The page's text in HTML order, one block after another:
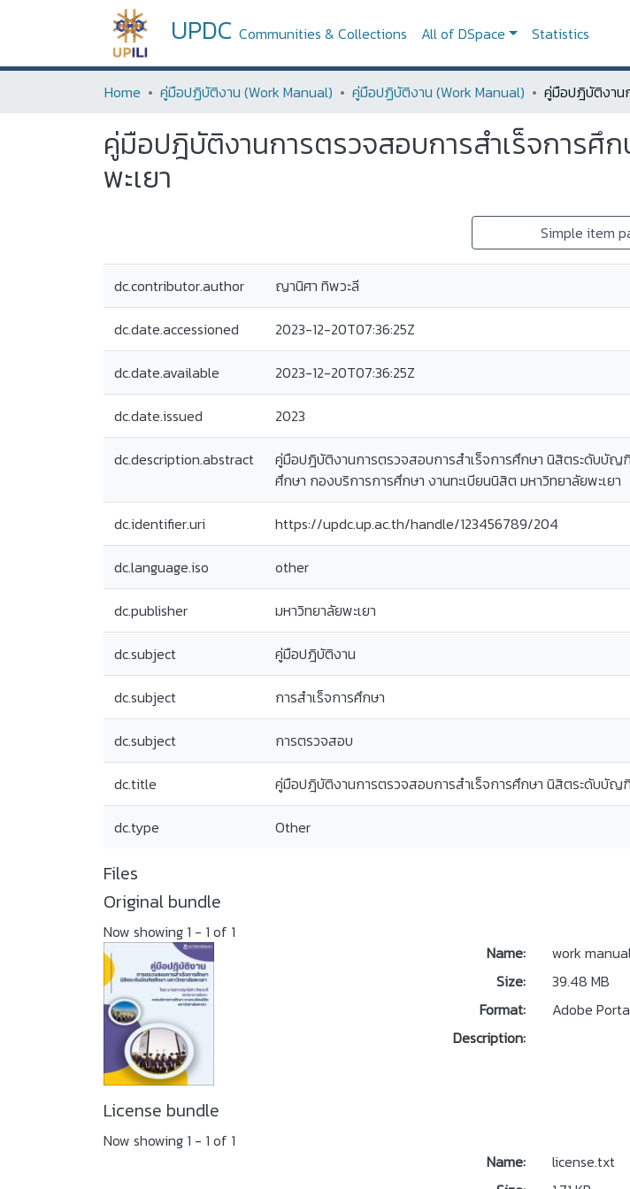
UPDC Communities & Collections All of DSpace Statistics
Home คู่มือปฏิบัติงาน (Work Manual) คู่มือปฏิบัติงาน (Work Manual)
คู่มือปฎิบัติงานการตรวจสอบการสำเร็จการ
พะเยา
Simple item
dc.contributor.author ญานิศา ทิพวะลี
dc.date.accessioned 2023-12-20T07:36:25Z
dc.date.available 2023-12-20T07:36:25Z
dc.date.issued 2023
dc.description.abstract
คู่มือปฎิบัติงานการตรวจสอบการสำเร็จการศึกษา นิสิตระดับบัญ
ศึกษา กองบริการการศึกษา งานทะเบียนนิสิต มหาวิทยาลัยพะเยา
dc.identifier.uri https://updc.up.ac.th/handle/123456789/204
dc.language.iso other
dc.publisher มหาวิทยาลัยพะเยา
dc.subject คู่มือปฎิบัติงาน
dc.subject การสำเร็จการศึกษา
dc.subject การตรวจสอบ
dc.title คู่มือปฎิบัติงานการตรวจสอบการสำเร็จการศึกษา นิสิตระดับบัญ
dc.type Other
Files
Original bundle
Now showing 1 - 1 of 1
Name:
work
Size:
39.48 MB
Format:
Adobe
Description:
License bundle
Now showing 1 - 1 of 1
Name:
license.txt